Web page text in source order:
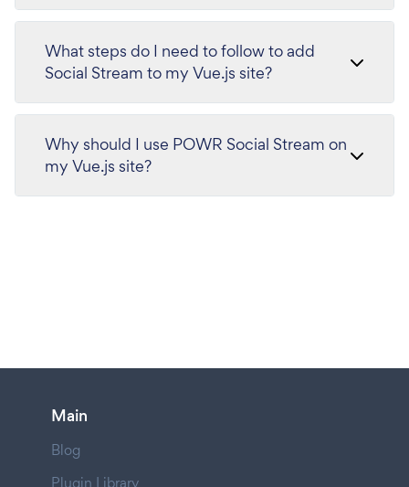
What steps do I need to follow to add
Social Stream to my Vue.js site?
Why should I use POWR Social Stream on
my Vue.js site?
Main
Blog
Plugin Library